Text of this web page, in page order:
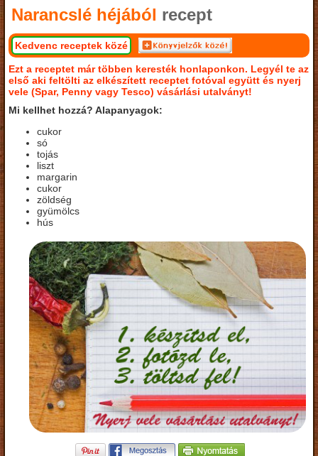
Narancslé héjából recept
Kedvenc receptek közé
Ezt a receptet már többen keresték honlaponkon. Legyél te az
első aki feltölti az elkészített receptet fotóval együtt és nyerj
vele (Spar, Penny vagy Tesco) vásárlási utalványt!
Mi kellhet hozzá? Alapanyagok:
cukor
só
tojás
liszt
margarin
cukor
zöldség
gyümölcs
hús